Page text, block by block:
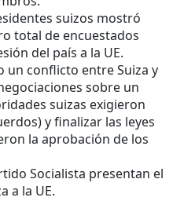
suizos mostró
total de encuestados
del país a la UE.
un conflicto entre Suiza y
sobre un
suizas exigieron
y finalizar las leyes
la aprobación de los
Socialista presentan el
a la UE.